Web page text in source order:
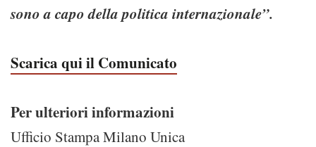
sono a capo della politica internazionale”.
Scarica qui il Comunicato
Per ulteriori informazioni
Ufficio Stampa Milano Unica